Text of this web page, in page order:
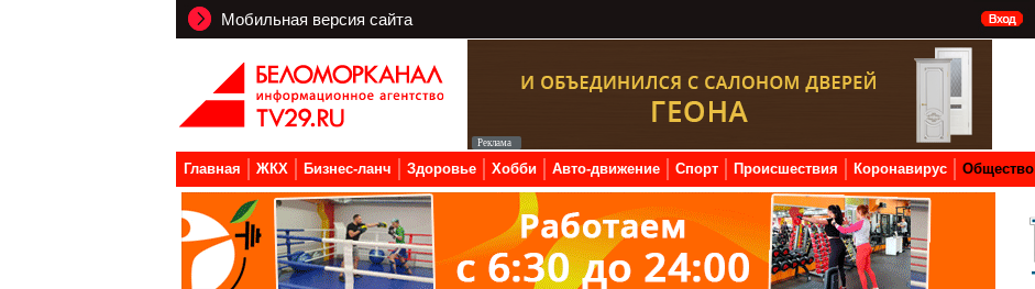
Мобильная версия сайта
Главная ЖКХ Бизнес-ланч Здоровье Хобби Авто-движение Спорт Происшествия Коронавирус Общество